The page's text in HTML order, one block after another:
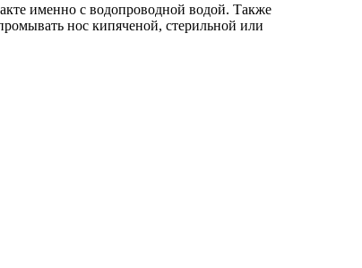
именно с водопроводной водой. Также
нос кипяченой, стерильной или